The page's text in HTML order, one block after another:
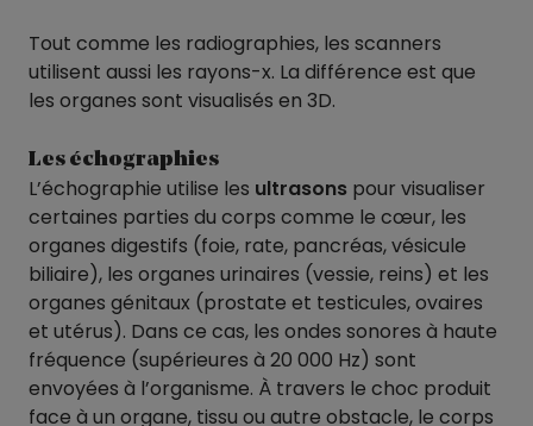
Tout comme les radiographies, les scanners
utilisent aussi les rayons-x. La différence est que
les organes sont visualisés en 3D.
Les échographies
L’échographie utilise les ultrasons pour visualiser
certaines parties du corps comme le cœur, les
organes digestifs (foie, rate, pancréas, vésicule
biliaire), les organes urinaires (vessie, reins) et les
organes génitaux (prostate et testicules, ovaires
et utérus). Dans ce cas, les ondes sonores à haute
fréquence (supérieures à 20 000 Hz) sont
envoyées à l’organisme. À travers le choc produit
face à un organe, tissu ou autre obstacle, le corps